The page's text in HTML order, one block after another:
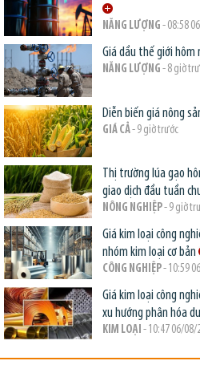
NĂNG LƯỢNG - 08:58
Giá dầu thế giới hôm
NĂNG LƯỢNG - 8 giờ
Diễn biến giá nông
GIÁ CẢ- 9 giờ trước
Thị trường lúa gạo
giao dịch đầu tuần
NÔNG NGHIỆP- 9 giờ
Giá kim loại công
nhóm kim loại cơ bản
CÔNG NGHIỆP- 10:59
Giá kim loại công
xu hướng phân hóa
KIM LOẠI - 10:47 06/08/